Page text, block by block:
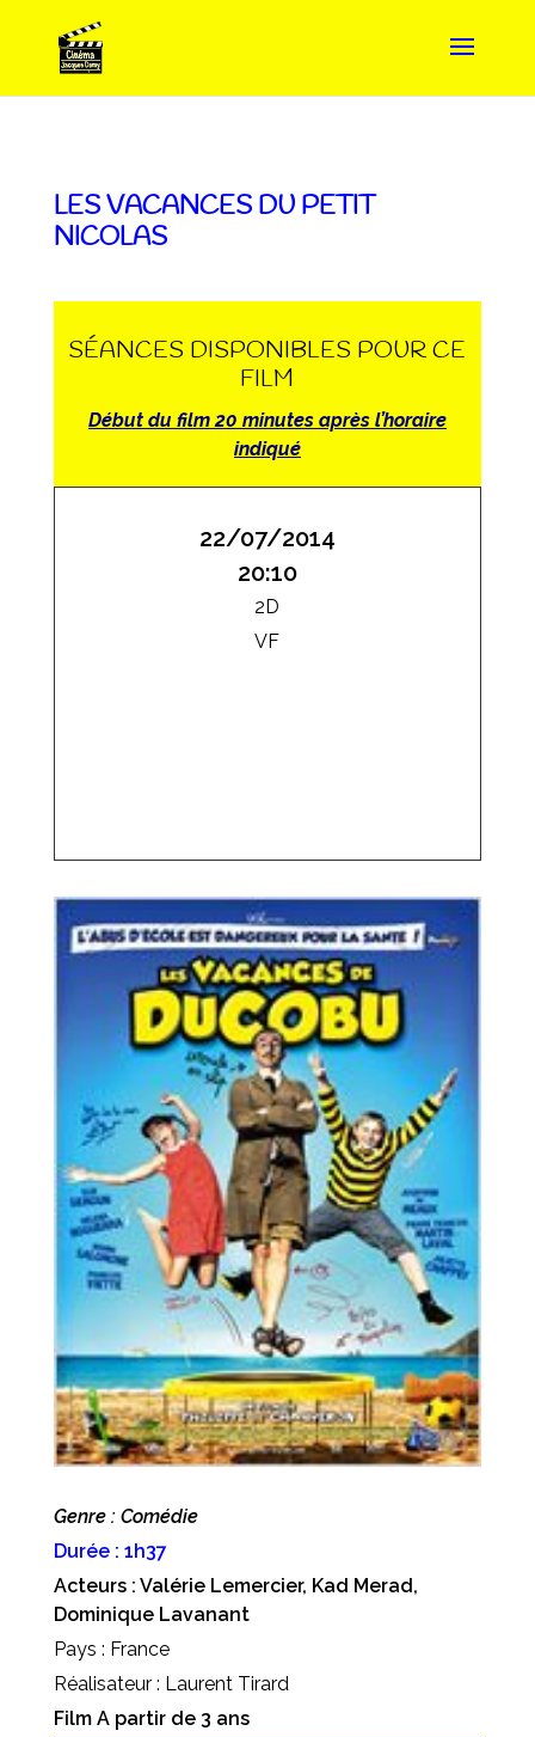
LES VACANCES DU PETIT
NICOLAS
SÉANCES DISPONIBLES POUR CE
FILM
Début du film 20 minutes après l’horaire
indiqué
22/07/2014
20:10
2D
VF
Genre : Comédie
Durée : 1h37
Acteurs : Valérie Lemercier, Kad Merad,
Dominique Lavanant
Pays : France
Réalisateur : Laurent Tirard
Film A partir de 3 ans